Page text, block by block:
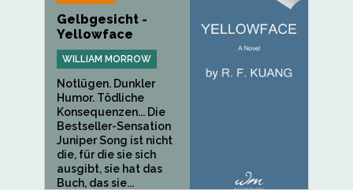
Gelbgesicht -
Yellowface
WILLIAM MORROW
Notlügen. Dunkler
Humor. Tödliche
Konsequenzen... Die
Bestseller-Sensation
Juniper Song ist nicht
die, für die sie sich
ausgibt, sie hat das
Buch, das sie...